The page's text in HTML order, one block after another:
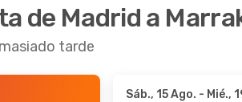
de Madrid a
tarde
Sáb., 15 Ago. - Mié.,